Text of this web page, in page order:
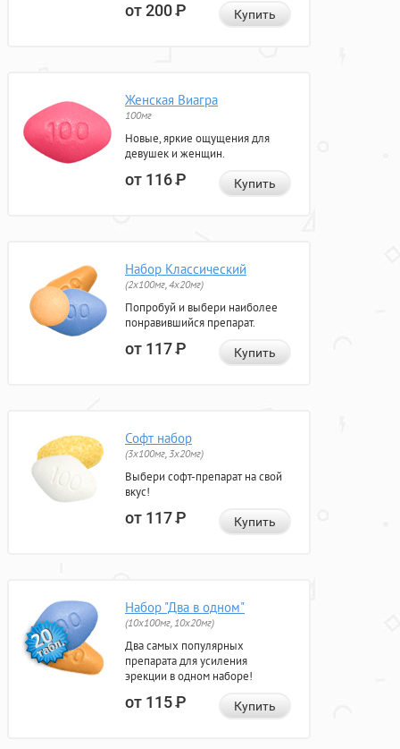
от 200Р Купить
Женская Виагра
100мг
Новые, яркие ощущения для
девушек и женщин.
от 116Р Купить
Набор Классический
(2x100мг, 4x20мг)
Попробуй и выбери наиболее
понравившийся препарат.
от 117Р Купить
Софт набор
(3x100мг, 3x20мг)
Выбери софт-препарат на свой
вкус!
от 117Р Купить
Набор "Два в одном"
(10x100мг, 10x20мг)
Два самых популярных
препарата для усиления
эрекции в одном наборе!
от 115Р Купить